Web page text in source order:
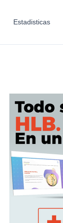
Estadisticas